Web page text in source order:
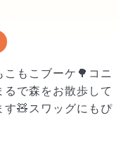
くなる処理）を施
お届けしています。
に見えますが、輸送
る効果があります。
もこブーケ🌳コニ
で森をお散歩して
す🧸スワッグにもぴ